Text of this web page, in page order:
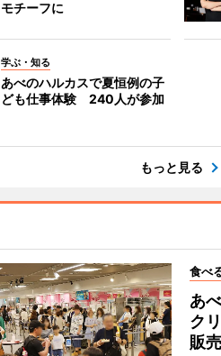
モチーフに
学ぶ・知る
あべのハルカスで夏恒例の子
ども仕事体験 240人が参加
もっと見る
食べ
あ
ク
販